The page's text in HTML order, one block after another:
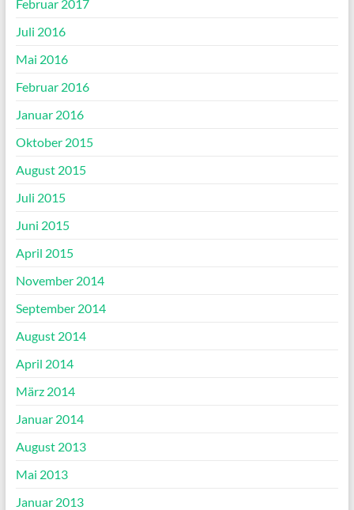
Februar 2017
Juli 2016
Mai 2016
Februar 2016
Januar 2016
Oktober 2015
August 2015
Juli 2015
Juni 2015
April 2015
November 2014
September 2014
August 2014
April 2014
März 2014
Januar 2014
August 2013
Mai 2013
Januar 2013